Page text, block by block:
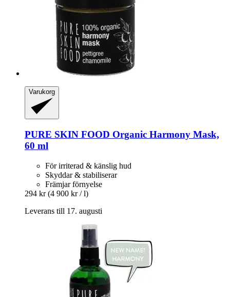
Varukorg
PURE SKIN FOOD Organic Harmony Mask,
60 ml
För irriterad & känslig hud
Skyddar & stabiliserar
Främjar förnyelse
294 kr (4 900 kr / l)
Leverans till 17. augusti